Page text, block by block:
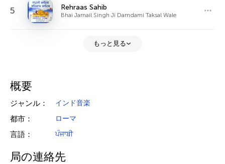
5 Rehraas Sahib
Bhai Jarnail Singh Ji Damdami Taksal Wale
もっと見る
概要
ジャンル： インド音楽
都市： ローマ
言語： ਪੰਜਾਬੀ
局の連絡先